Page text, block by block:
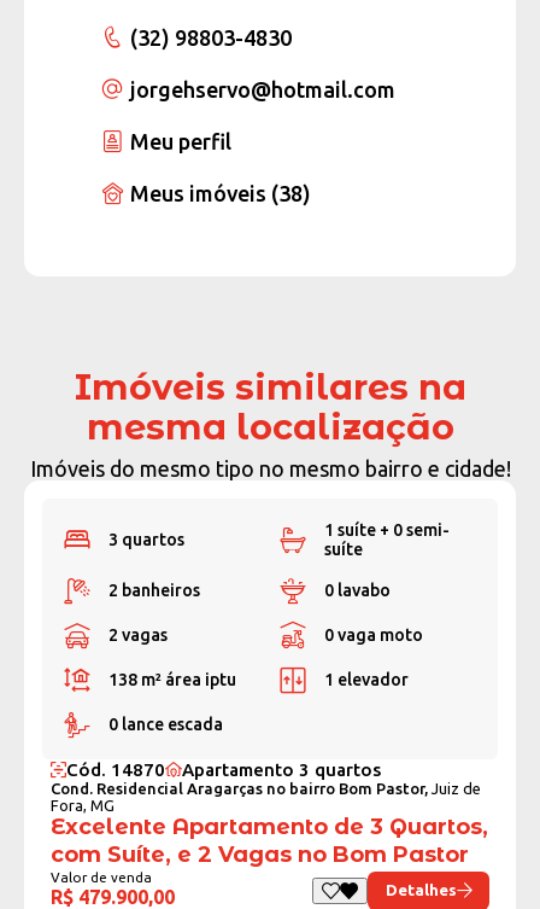
(32) 98803-4830
jorgehservo@hotmail.com
Meu perfil
Meus imóveis (38)
Imóveis similares na
mesma localização
Imóveis do mesmo tipo no mesmo bairro e cidade!
3 quartos
1 suíte + 0 semi-
suíte
2 banheiros 0 lavabo
2 vagas 0 vaga moto
138 m² área iptu 1 elevador
0 lance escada
Cód. 14870 Apartamento 3 quartos
Cond. Residencial Aragarças no bairro Bom Pastor, Juiz de
Fora, MG
Excelente Apartamento de 3 Quartos,
com Suíte, e 2 Vagas no Bom Pastor
Valor de venda
R$ 479.900,00 Detalhes